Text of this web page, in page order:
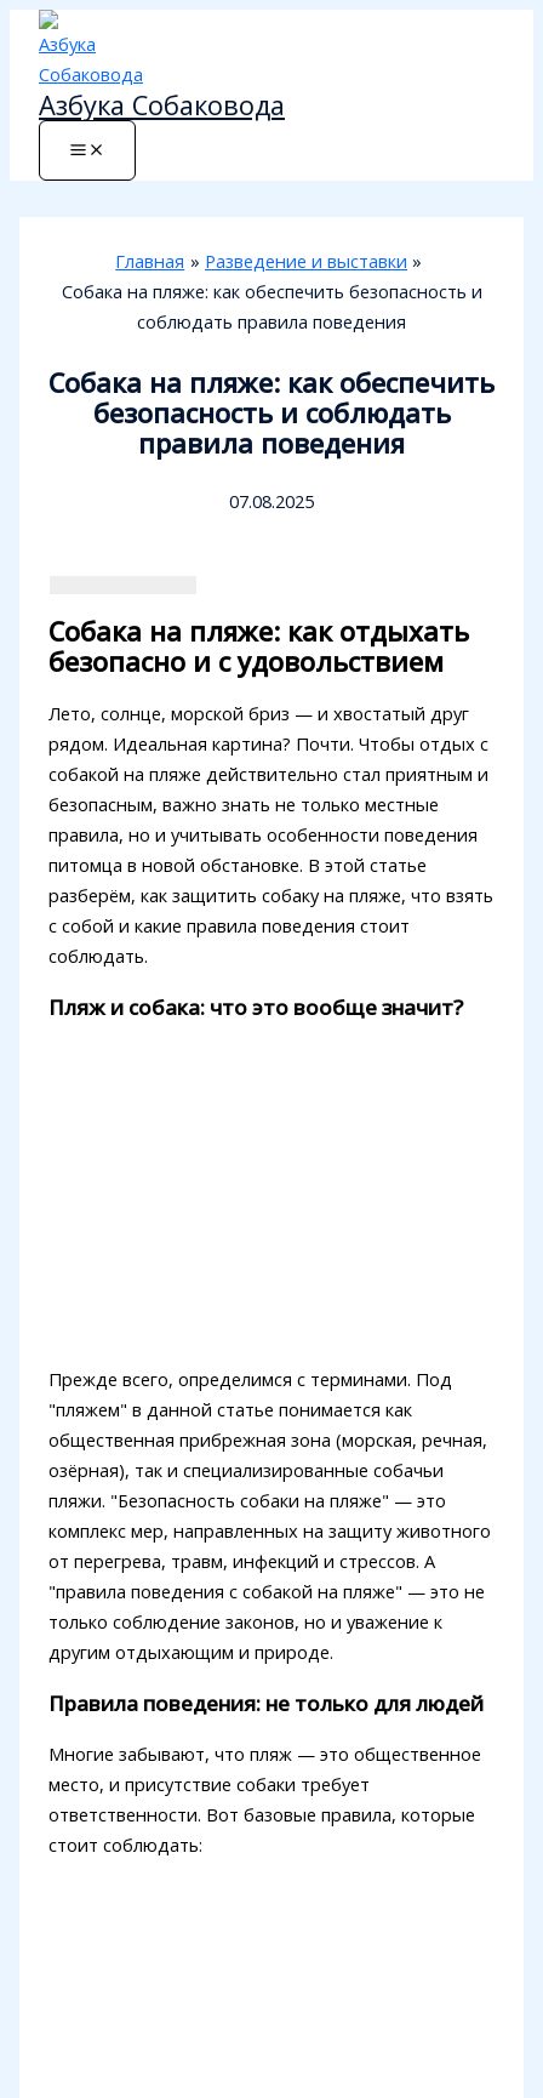
Перейти
содержимому
Азбука Собаковода
Главная
Разведение и выставки
Собака на пляже: как обеспечить безопасность и
соблюдать правила поведения
Собака на пляже: как обеспечить
безопасность и соблюдать
правила поведения
07.08.2025
Собака на пляже: как отдыхать
безопасно и с удовольствием
Лето, солнце, морской бриз — и хвостатый друг
рядом. Идеальная картина? Почти. Чтобы отдых с
собакой на пляже действительно стал приятным и
безопасным, важно знать не только местные
правила, но и учитывать особенности поведения
питомца в новой обстановке. В этой статье
разберём, как защитить собаку на пляже, что взять
с собой и какие правила поведения стоит
соблюдать.
Пляж и собака: что это вообще значит?
Прежде всего, определимся с терминами. Под
"пляжем" в данной статье понимается как
общественная прибрежная зона (морская, речная,
озёрная), так и специализированные собачьи
пляжи. "Безопасность собаки на пляже" — это
комплекс мер, направленных на защиту животного
от перегрева, травм, инфекций и стрессов. А
"правила поведения с собакой на пляже" — это не
только соблюдение законов, но и уважение к
другим отдыхающим и природе.
Правила поведения: не только для людей
Многие забывают, что пляж — это общественное
место, и присутствие собаки требует
ответственности. Вот базовые правила, которые
стоит соблюдать: